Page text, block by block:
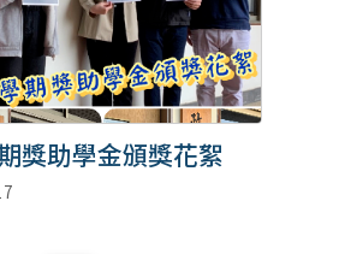
獎助學金頒獎花絮